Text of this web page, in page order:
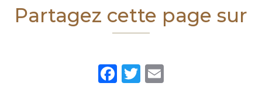
Partagez cette page sur
Facebook
Twitter